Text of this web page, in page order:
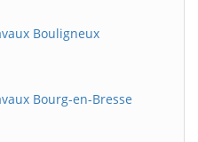
Bouligneux
Bourg-en-Bresse